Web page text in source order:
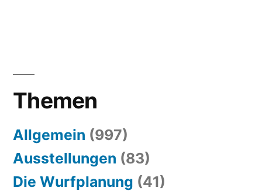
Themen
Allgemein (997)
Ausstellungen (83)
Die Wurfplanung (41)